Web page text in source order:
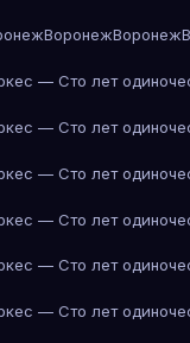
ВоронежВоронеж
— Сто лет
— Сто лет
— Сто лет
— Сто лет
— Сто лет
— Сто лет